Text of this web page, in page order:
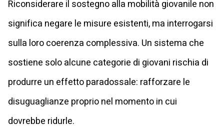
Riconsiderare il sostegno alla mobilità giovanile non
significa negare le misure esistenti, ma interrogarsi
sulla loro coerenza complessiva. Un sistema che
sostiene solo alcune categorie di giovani rischia di
produrre un effetto paradossale: rafforzare le
disuguaglianze proprio nel momento in cui
dovrebbe ridurle.